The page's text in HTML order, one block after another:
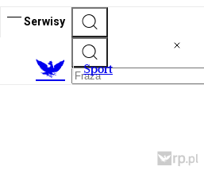
Serwisy
Sport